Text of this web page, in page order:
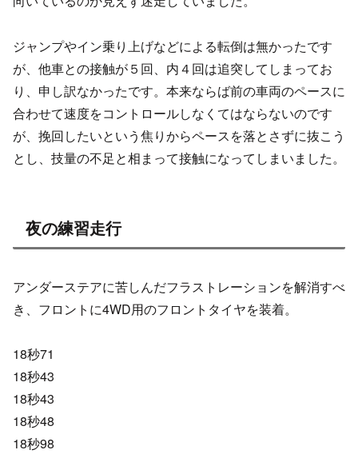
ジャンプやイン乗り上げなどによる転倒は無かったです
が、他車との接触が５回、内４回は追突してしまってお
り、申し訳なかったです。本来ならば前の車両のペースに
合わせて速度をコントロールしなくてはならないのです
が、挽回したいという焦りからペースを落とさずに抜こう
とし、技量の不足と相まって接触になってしまいました。
夜の練習走行
アンダーステアに苦しんだフラストレーションを解消すべ
き、フロントに4WD用のフロントタイヤを装着。
18秒71
18秒43
18秒43
18秒48
18秒98